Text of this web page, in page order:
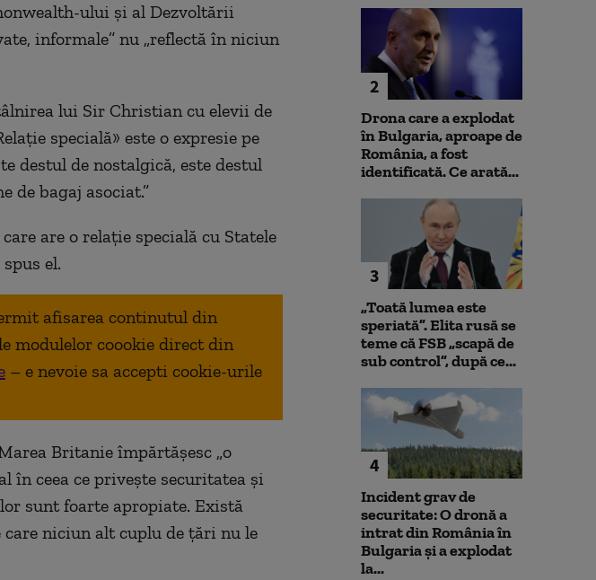
ului și al Dezvoltării
informale” nu „reflectă în niciun
lui Sir Christian cu elevii de
specială» este o expresie pe
destul de nostalgică, este destul
de bagaj asociat.”
are o relație specială cu Statele
el.
afisarea continutul din
modulelor coookie direct din
– e nevoie sa accepti cookie-urile
Britanie împărtășesc „o
în ceea ce privește securitatea și
sunt foarte apropiate. Există
niciun alt cuplu de țări nu le
2
Drona care a explodat
în Bulgaria, aproape de
România, a fost
identificată. Ce arată...
3
„Toată lumea este
speriată”. Elita rusă se
teme că FSB „scapă de
sub control”, după ce...
4
Incident grav de
securitate: O dronă a
intrat din România în
Bulgaria şi a explodat
la...